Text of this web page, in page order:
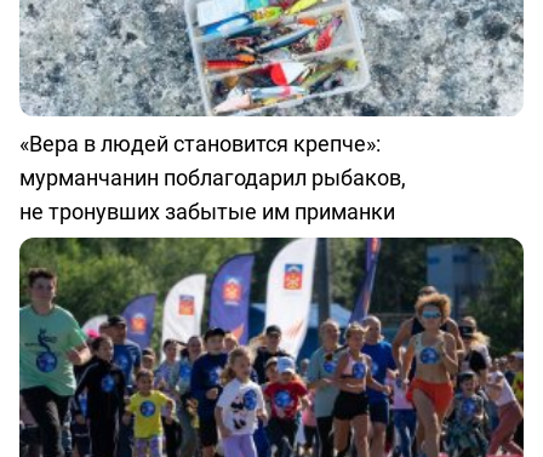
«Вера в людей становится крепче»:
мурманчанин поблагодарил рыбаков,
не тронувших забытые им приманки